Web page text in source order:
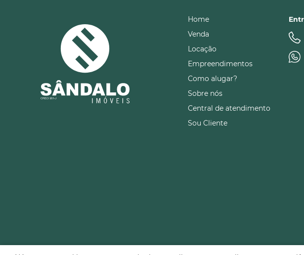
Home
Venda
Locação
Empreendimentos
Como alugar?
Sobre nós
Central de atendimento
Sou Cliente